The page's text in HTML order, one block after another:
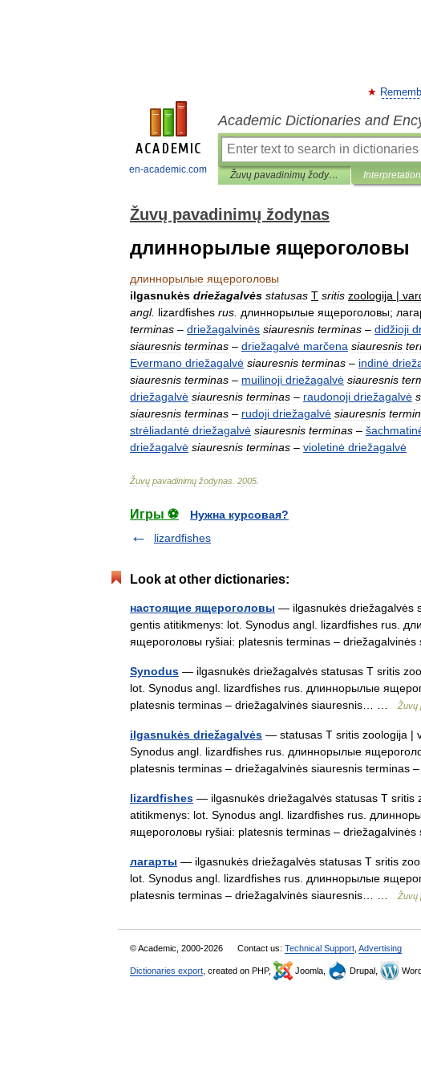
en-academic.com
Academic Dictionaries and
Žuvų pavadinimų žodynas
Žuvų pavadinimų žodynas
длиннорылые ящероголовы
длиннорылые ящероголовы
ilgasnukės driežagalvės statusas T sritis zoologija |
angl. lizardfishes rus длиннорылые ящероголовы;
terminas – driežagalvinės siauresnis terminas – didžioji
siauresnis terminas – driežagalvė marčena siauresnis
Evermano driežagalvė siauresnis terminas – indinė
siauresnis terminas – muilinoji driežagalvė siauresnis
driežagalvė siauresnis terminas – raudonoji driežagalvė
siauresnis terminas – rudoji driežagalvė siauresnis
strėliadantė driežagalvė siauresnis terminas –
driežagalvė siauresnis terminas – violetinė driežagalvė
Žuvų pavadinimų žodynas 2005
Игры ⚽
Нужна курсовая?
lizardfishes
Look at other dictionaries:
настоящие ящероголовы — ilgasnukės driežagalvės
gentis atitikmenys: lot. Synodus angl. lizardfishes rus.
ящероголовы ryšiai: platesnis terminas –
Synodus — ilgasnukės driežagalvės statusas T sritis
lot. Synodus angl. lizardfishes rus. длиннорылые
platesnis terminas – driežagalvinės siauresnis… …
Žuvų
ilgasnukės driežagalvės — statusas T sritis zoologija |
Synodus angl. lizardfishes rus. длиннорылые
platesnis terminas – driežagalvinės siauresnis
lizardfishes — ilgasnukės driežagalvės statusas T sritis
atitikmenys: lot. Synodus angl. lizardfishes rus.
ящероголовы ryšiai: platesnis terminas –
лагарты — ilgasnukės driežagalvės statusas T sritis
lot. Synodus angl. lizardfishes rus. длиннорылые
platesnis terminas – driežagalvinės siauresnis… …
Žuvų
© Academic, 2000-2026 Contact us: Technical Support Advertising
Dictionaries export , created on PHP, Joomla, Drupal,